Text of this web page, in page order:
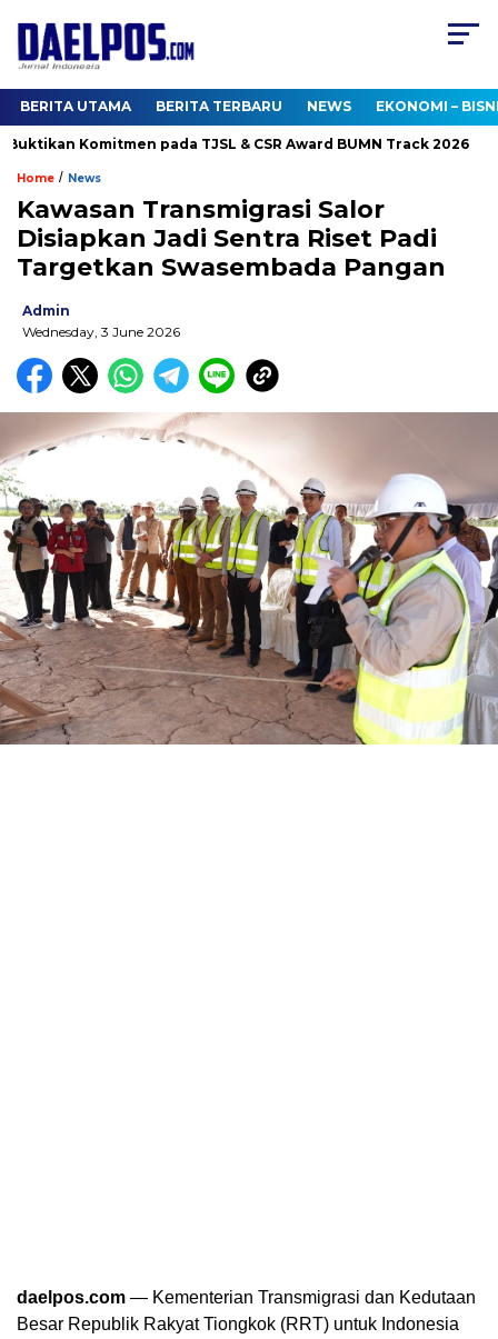
BERITA UTAMA BERITA TERBARU NEWS EKONOMI –
Komitmen pada TJSL & CSR Award BUMN Track 2026
Home / News
Kawasan Transmigrasi Salor
Disiapkan Jadi Sentra Riset Padi
Targetkan Swasembada Pangan
Admin
Wednesday, 3 June 2026
daelpos.com — Kementerian Transmigrasi dan Kedutaan
Besar Republik Rakyat Tiongkok (RRT) untuk Indonesia